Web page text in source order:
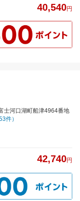
40,540円
士河口湖町船津4964番地
件）
42,740円